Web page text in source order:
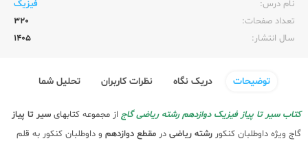
نام درس:
فیزیک
تعداد صفحات:‌
320
سال انتشار:‌
1405
توضیحات دریک نگاه نظرات کاربران تحلیل شما
کتاب سیر تا پیاز فیزیک دوازدهم رشته ریاضی گاج از مجموعه کتابهای سیر تا پیاز
گاج ویژه داوطلبان کنکور رشته ریاضی در مقطع دوازدهم و داوطلبان کنکور به قلم